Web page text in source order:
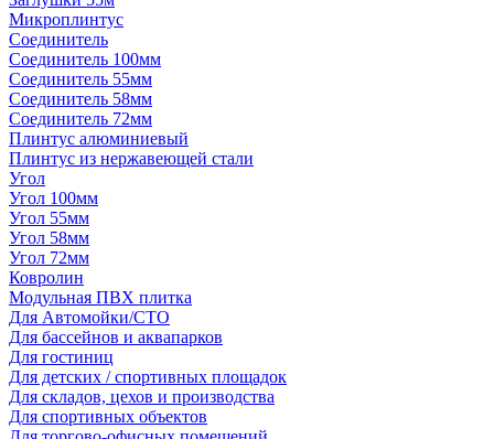
Микроплинтус
Соединитель
Соединитель 100мм
Соединитель 55мм
Соединитель 58мм
Соединитель 72мм
Плинтус алюминиевый
Плинтус из нержавеющей стали
Угол
Угол 100мм
Угол 55мм
Угол 58мм
Угол 72мм
Ковролин
Модульная ПВХ плитка
Для Автомойки/СТО
Для бассейнов и аквапарков
Для гостиниц
Для детских / спортивных площадок
Для складов, цехов и производства
Для спортивных объектов